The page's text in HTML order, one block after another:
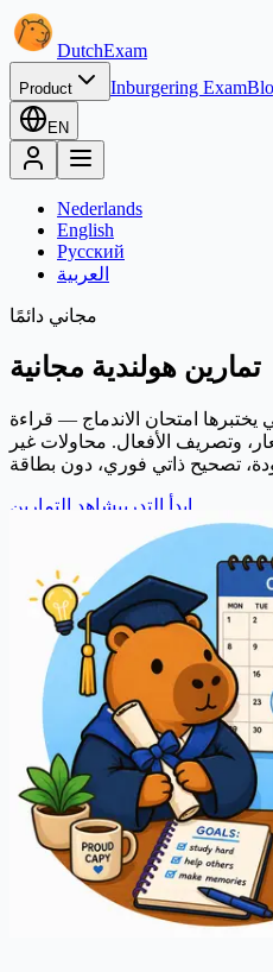
DutchExam
Product Inburgering Exam
EN
Nederlands
English
Русский
العربية
مجاني دائمًا
تمارين هولندية مجانية
يختبرها امتحان الاندماج — قراءة
وتصريف الأفعال. محاولات غير
ابدأ التدريبشاهد التمارين